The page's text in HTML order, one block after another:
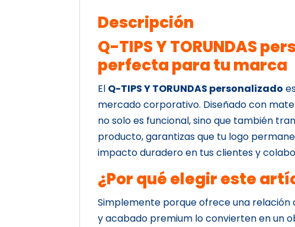
Descripción
Q-TIPS Y TORUNDAS
perfecta para tu marca
El Q-TIPS Y TORUNDAS personalizado
mercado corporativo. Diseñado con
no solo es funcional, sino que también
producto, garantizas que tu logo
impacto duradero en tus clientes y
¿Por qué elegir este
Simplemente porque ofrece una
y acabado premium lo convierten en un